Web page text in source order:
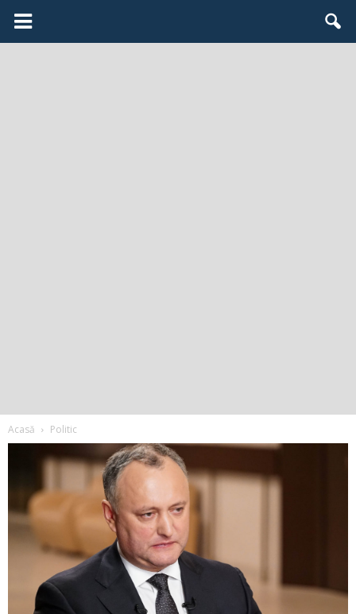
Acasă Politic